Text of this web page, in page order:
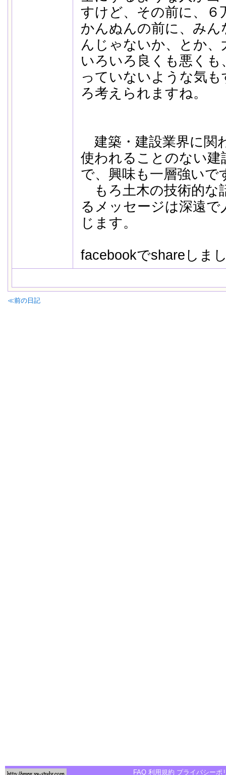
すけど、その前に、６
かんぬんの前に、み
んじゃないか、とか
いろいろ良くも悪く
っていないような気
ろ考えられますね。
建築・建設業界に関
使われることのない建
で、興味も一層強いで
もろ土木の技術的な
るメッセージは深遠で
じます。
facebookでshareしま
≪前の日記
FAQ 利用規約 プライバシーポ